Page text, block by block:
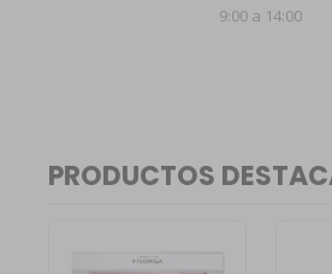
9:00 a 14:00